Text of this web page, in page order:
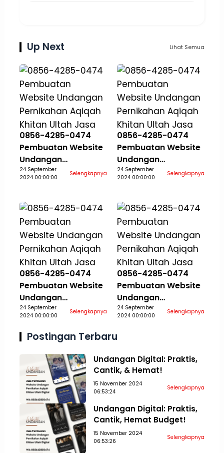
Up Next Lihat Semua
0856-4285-0474
Pembuatan Website
Undangan
Pernikahan Aqiqah
24 September
2024 00:00:00
Selengkapnya
0856-4285-0474
Pembuatan Website
Undangan
Pernikahan Aqiqah
24 September
2024 00:00:00
Selengkapnya
0856-4285-0474
Pembuatan Website
Undangan
Pernikahan Aqiqah
Khitan Ultah Jasa
Aceh Tamiang
24 September
2024 00:00:00
Selengkapnya
0856-4285-0474
Pembuatan Website
Undangan
Pernikahan Aqiqah
Khitan Ultah Jasa
Aceh Tengah
24 September
2024 00:00:00
Selengkapnya
Postingan Terbaru
Undangan Digital: Praktis,
Cantik, & Hemat!
15 November 2024
06:53:24
Selengkapnya
Undangan Digital: Praktis,
Cantik, Hemat Budget!
15 November 2024
06:53:26
Selengkapnya